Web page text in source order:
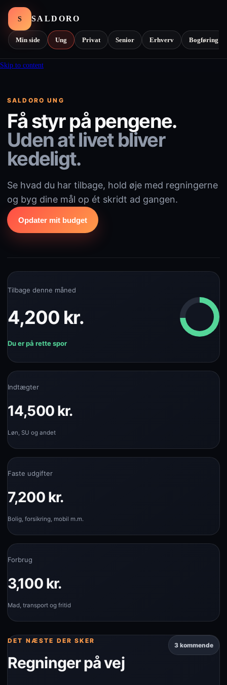
S SALDORO
Min side Ung Privat Senior Erhverv Bogføring
Skip to content
SALDORO UNG
Få styr på pengene.
Uden at livet bliver
kedeligt.
Se hvad du har tilbage, hold øje med regningerne
og byg dine mål op ét skridt ad gangen.
Opdater mit budget
Tilbage denne måned
4,200 kr.
Du er på rette spor
Indtægter
14,500 kr.
Løn, SU og andet
Faste udgifter
7,200 kr.
Bolig, forsikring, mobil m.m.
Forbrug
3,100 kr.
Mad, transport og fritid
DET NÆSTE DER SKER
Regninger på vej
3 kommende